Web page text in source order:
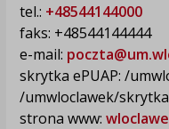
tel.: +48544144000
faks: +48544144444
e-mail:
skrytka ePUAP: /
/umwloclawek/skrytka
strona www: